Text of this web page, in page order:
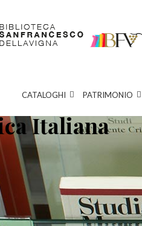
CATALOGHI PATRIMONIO
Italiana